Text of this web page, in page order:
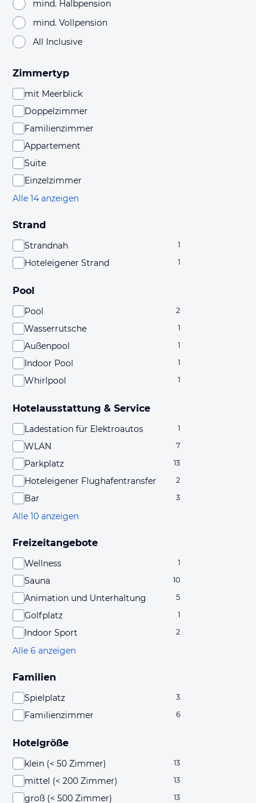
mind. Halbpension
mind. Vollpension
All Inclusive
Zimmertyp
mit Meerblick
Doppelzimmer
Familienzimmer
Appartement
Suite
Einzelzimmer
Alle 14 anzeigen
Strand
Strandnah 1
Hoteleigener Strand 1
Pool
Pool 2
Wasserrutsche 1
Außenpool 1
Indoor Pool 1
Whirlpool 1
Hotelausstattung & Service
Ladestation für Elektroautos 1
WLAN 7
Parkplatz 13
Hoteleigener Flughafentransfer 2
Bar 3
Alle 10 anzeigen
Freizeitangebote
Wellness 1
Sauna 10
Animation und Unterhaltung 5
Golfplatz 1
Indoor Sport 2
Alle 6 anzeigen
Familien
Spielplatz 3
Familienzimmer 6
Hotelgröße
klein (< 50 Zimmer) 13
mittel (< 200 Zimmer) 13
groß (< 500 Zimmer) 13